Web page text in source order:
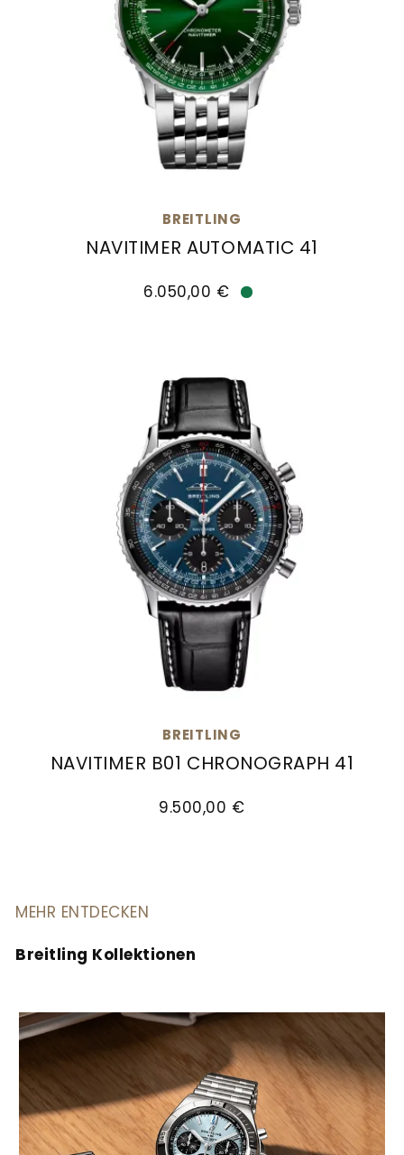
BREITLING
NAVITIMER AUTOMATIC 41
6.050,00 €
BREITLING
NAVITIMER B01 CHRONOGRAPH 41
9.500,00 €
MEHR ENTDECKEN
Breitling Kollektionen